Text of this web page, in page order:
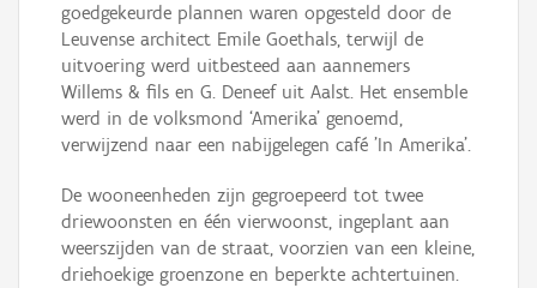
goedgekeurde plannen waren opgesteld door de
Leuvense architect Emile Goethals, terwijl de
uitvoering werd uitbesteed aan aannemers
Willems & fils en G. Deneef uit Aalst. Het ensemble
werd in de volksmond ‘Amerika’ genoemd,
verwijzend naar een nabijgelegen café 'In Amerika'.
De wooneenheden zijn gegroepeerd tot twee
driewoonsten en één vierwoonst, ingeplant aan
weerszijden van de straat, voorzien van een kleine,
driehoekige groenzone en beperkte achtertuinen.